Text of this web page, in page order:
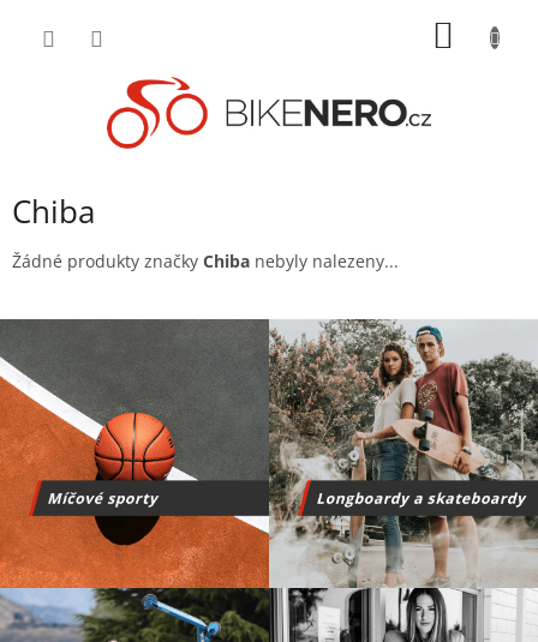
Chiba
Žádné produkty značky Chiba nebyly nalezeny...